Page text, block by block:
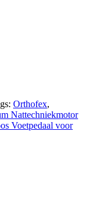
Orthofex,
Nattechniekmotor
Voetpedaal voor